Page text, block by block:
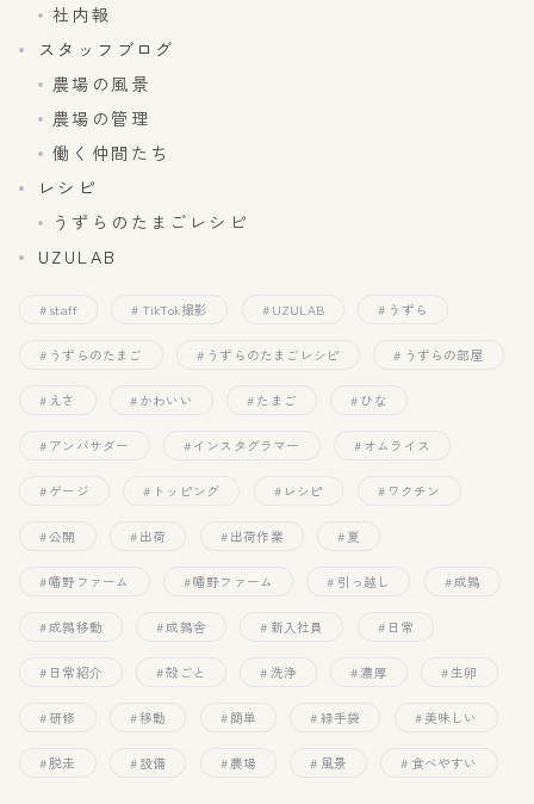
送
り
社内報
スタッフブログ
農場の風景
農場の管理
働く仲間たち
レシピ
うずらのたまごレシピ
UZULAB
staff TikTok撮影 UZULAB うずら
うずらのたまご うずらのたまごレシピ うずらの部屋
えさ かわいい たまご ひな
アンバサダー インスタグラマー オムライス
ゲージ トッピング レシピ ワクチン
公開 出荷 出荷作業 夏
幡野ファーム 幡野ファーム 引っ越し 成鶉
成鶉移動 成鶉舎 新入社員 日常
日常紹介 殻ごと 洗浄 濃厚 生卵
研修 移動 簡単 緑手袋 美味しい
脱走 設備 農場 風景 食べやすい